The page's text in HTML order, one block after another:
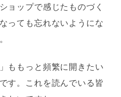
ョップで感じたものづく
っても忘れないようにな
ももっと頻繁に開きたい
す。これを読んでいる皆